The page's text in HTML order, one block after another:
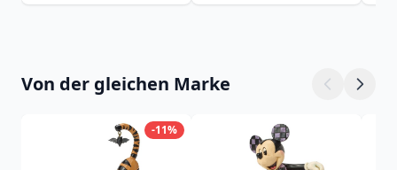
Von der gleichen Marke
-11%